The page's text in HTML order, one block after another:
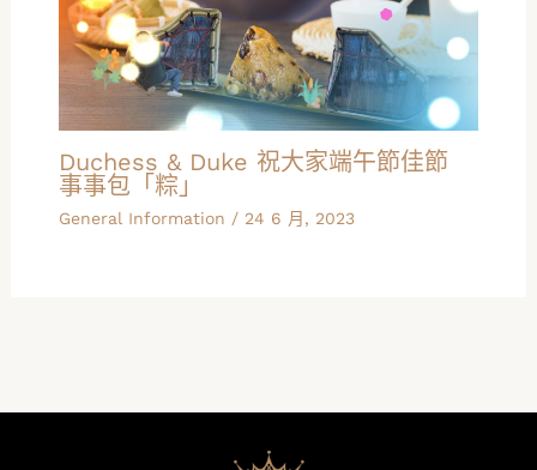
Duchess & Duke 祝大家端午節佳節
事事包「粽」
General Information / 24 6 月, 2023